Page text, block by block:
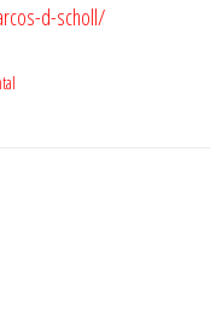
d-scholl/